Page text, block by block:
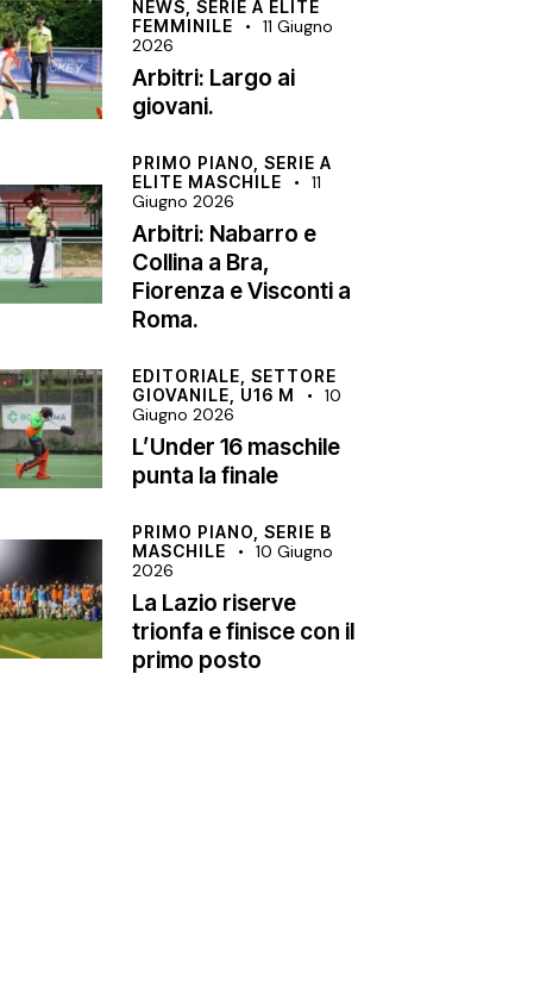
NEWS,SERIE A ELITE
FEMMINILE
11 Giugno
2026
Arbitri: Largo ai
giovani.
PRIMO PIANO,SERIE A
ELITE MASCHILE
11
Giugno 2026
Arbitri: Nabarro e
Collina a Bra,
Fiorenza e Visconti a
Roma.
EDITORIALE,SETTORE
GIOVANILE, U16 M
10
Giugno 2026
L’Under 16 maschile
punta la finale
PRIMO PIANO,SERIE B
MASCHILE
10 Giugno
2026
La Lazio riserve
trionfa e finisce con il
primo posto